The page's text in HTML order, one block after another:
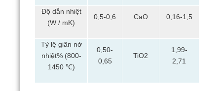
Độ dẫn nhiệt
(W / mK)
0,5-0,6 CaO 0,16-1,5
Tỷ lệ giãn nở
nhiệt% (800-
1450 ℃)
0,50-
0,65
TiO2
1,99-
2,71